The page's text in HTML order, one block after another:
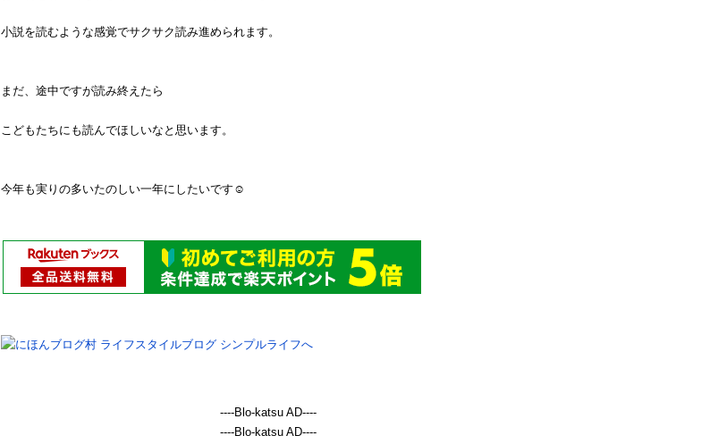
小説を読むような感覚でサクサク読み進められます。
まだ、途中ですが読み終えたら
こどもたちにも読んでほしいなと思います。
今年も実りの多いたのしい一年にしたいです☺
----Blo-katsu AD----
----Blo-katsu AD----